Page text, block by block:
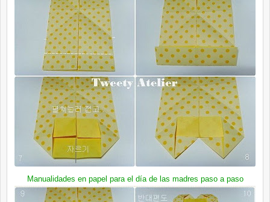
Manualidades en papel para el día de las madres paso a paso